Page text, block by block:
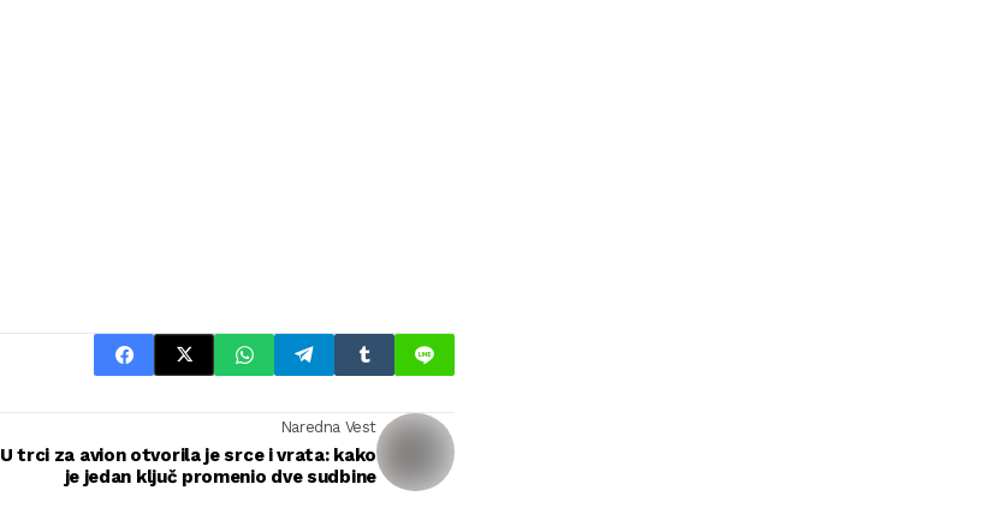
Naredna Vest
U trci za avion otvorila je srce i vrata: kako
je jedan ključ promenio dve sudbine